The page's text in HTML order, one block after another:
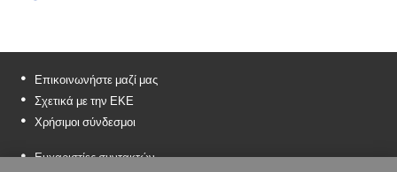
Επικοινωνήστε μαζί μας
Σχετικά με την ΕΚΕ
Χρήσιμοι σύνδεσμοι
Ευχαριστίες συντακτών